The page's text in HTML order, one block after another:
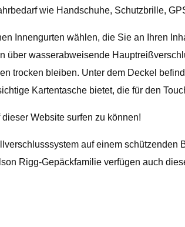
wie Handschuhe, Schutzbrille,
Innengurten wählen, die Sie an Ihren
über wasserabweisende
trocken bleiben. Unter dem Deckel
Kartentasche bietet, die für den
Website surfen zu können!
auf einem
Rigg-Gepäckfamilie verfügen auch